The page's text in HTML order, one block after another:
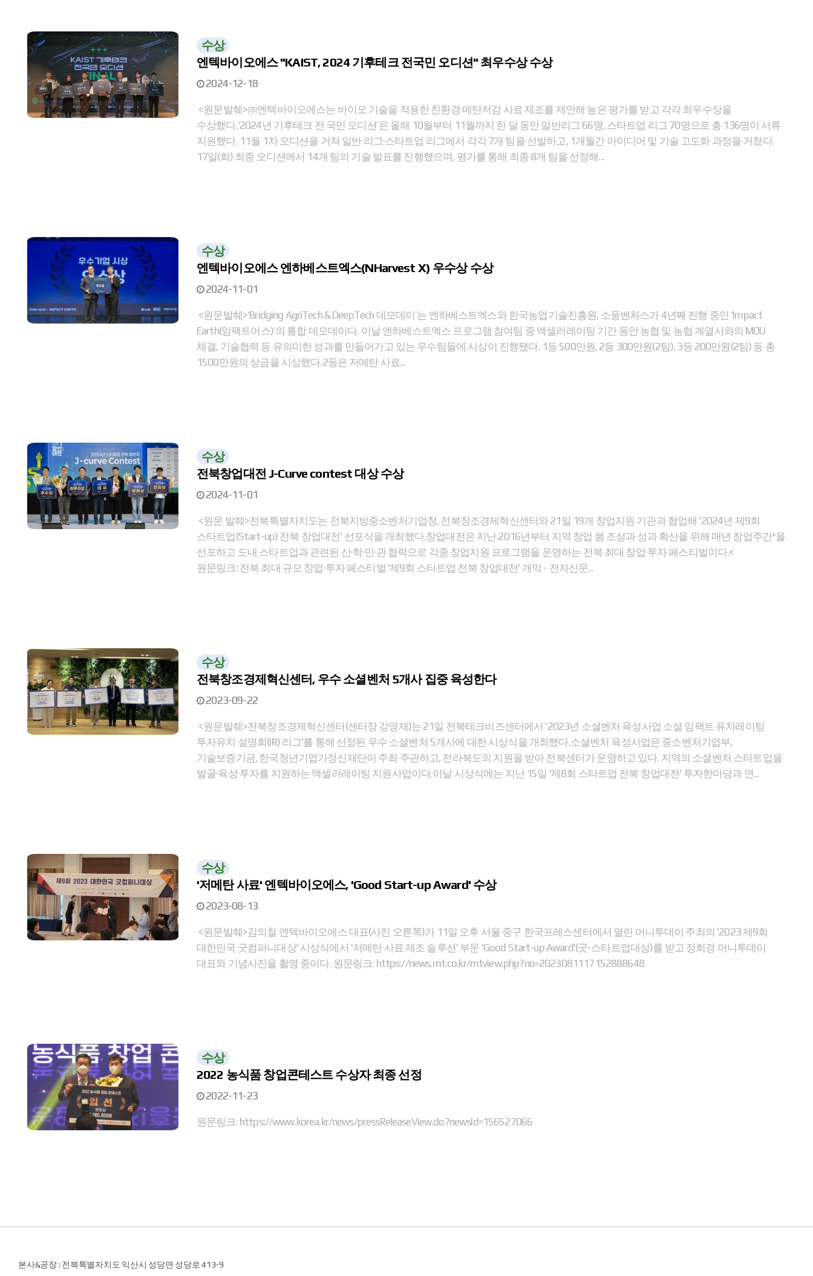
수상
엔텍바이오에스 "KAIST, 2024 기후테크 전국민 오디션" 최우수상 수상
2024-12-18
<원문발췌>㈜엔텍바이오에스는 바이오 기술을 적용한 친환경 메탄저감 사료 제조를 제안해 높은 평가를 받고 각각 최우수상을
수상했다.‘2024년 기후테크 전 국민 오디션’은 올해 10월부터 11월까지 한 달 동안 일반리그 66명, 스타트업 리그 70명으로 총 136명이 서류
지원했다. 11월 1차 오디션을 거쳐 일반 리그·스타트업 리그에서 각각 7개 팀을 선발하고, 1개월간 아이디어 및 기술 고도화 과정을 거쳤다.
17일(화) 최종 오디션에서 14개 팀의 기술 발표를 진행했으며, 평가를 통해 최종 8개 팀을 선정해...
수상
엔텍바이오에스 엔하베스트엑스(NHarvest X) 우수상 수상
2024-11-01
<원문발췌>‘Bridging AgriTech & DeepTech 데모데이’는 엔하베스트엑스와 한국농업기술진흥원, 소풍벤처스가 4년째 진행 중인 ‘Impact
Earth(임팩트어스)’의 통합 데모데이다. 이날 엔하베스트엑스 프로그램 참여팀 중 액셀러레이팅 기간 동안 농협 및 농협 계열사와의 MOU
체결, 기술협력 등 유의미한 성과를 만들어가고 있는 우수팀들에 시상이 진행됐다. 1등 500만원, 2등 300만원(2팀), 3등 200만원(2팀) 등 총
1500만원의 상금을 시상했다.2등은 저메탄 사료...
수상
전북창업대전 J-Curve contest 대상 수상
2024-11-01
<원문 발췌>전북특별자치도는 전북지방중소벤처기업청, 전북창조경제혁신센터와 21일 19개 창업지원 기관과 협업해 '2024년 제9회
스타트업(Start-up) 전북 창업대전' 선포식을 개최했다.창업대전은 지난 2016년부터 지역 창업 붐 조성과 성과 확산을 위해 매년 창업주간*을
선포하고 도내 스타트업과 관련된 산·학·민·관 협력으로 각종 창업지원 프로그램을 운영하는 전북 최대 창업·투자 페스티벌이다.<
원문링크: 전북 최대 규모 창업·투자 페스티벌 '제9회 스타트업 전북 창업대전' 개막 - 전자신문...
수상
전북창조경제혁신센터, 우수 소셜벤처 5개사 집중 육성한다
2023-09-22
<원문발췌>전북창조경제혁신센터(센터장 강영재)는 21일 전북테크비즈센터에서 '2023년 소셜벤처 육성사업 소셜 임팩트 퓨처레이팅
투자유치 설명회(IR) 리그'를 통해 선정된 우수 소셜벤처 5개사에 대한 시상식을 개최했다.소셜벤처 육성사업은 중소벤처기업부,
기술보증기금, 한국청년기업가정신재단이 주최·주관하고, 전라북도의 지원을 받아 전북센터가 운영하고 있다. 지역의 소셜벤처 스타트업을
발굴·육성·투자를 지원하는 액셀러레이팅 지원사업이다.이날 시상식에는 지난 15일 '제8회 스타트업 전북 창업대전' 투자한마당과 연...
수상
'저메탄 사료' 엔텍바이오에스, 'Good Start-up Award' 수상
2023-08-13
<원문발췌>김의철 엔텍바이오에스 대표(사진 오른쪽)가 11일 오후 서울 중구 한국프레스센터에서 열린 머니투데이 주최의 '2023 제9회
대한민국 굿컴퍼니대상' 시상식에서 '저메탄 사료 제조 솔루션' 부문 'Good Start-up Award'(굿-스타트업대상)를 받고 정희경 머니투데이
대표와 기념사진을 촬영 중이다. 원문링크: https://news.mt.co.kr/mtview.php?no=2023081117152888648
수상
2022 농식품 창업콘테스트 수상자 최종 선정
2022-11-23
원문링크: https://www.korea.kr/news/pressReleaseView.do?newsId=156527066
본사&공장 : 전북특별자치도 익산시 성당면 성당로 413-9